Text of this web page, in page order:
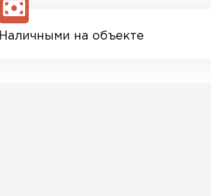
Наличными на объекте